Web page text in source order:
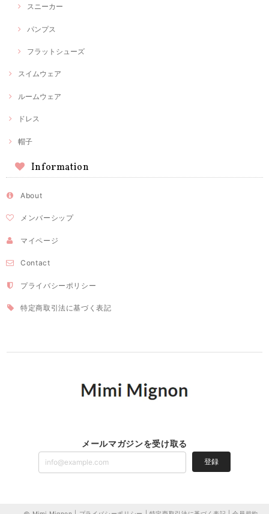
スニーカー
パンプス
フラットシューズ
スイムウェア
ルームウェア
ドレス
帽子
Information
About
メンバーシップ
マイページ
Contact
プライバシーポリシー
特定商取引法に基づく表記
メールマガジンを受け取る
登録